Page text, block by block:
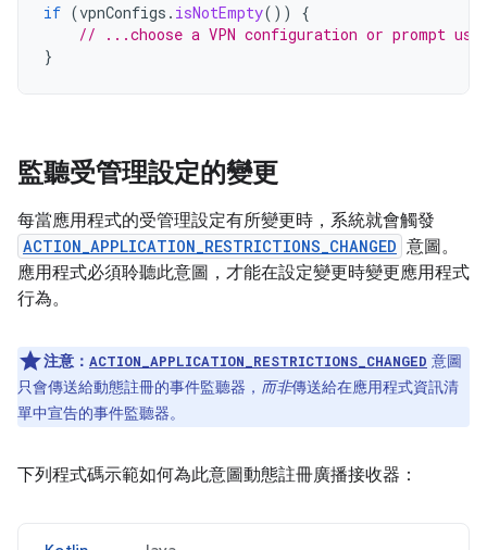
if (vpnConfigs . isNotEmpty())
{
// ...choose a VPN configuration or prompt
}
監聽受管理設定的變更
每當應用程式的受管理設定有所變更時，系統就會觸發
ACTION_APPLICATION_RESTRICTIONS_CHANGED 意圖。
應用程式必須聆聽此意圖，才能在設定變更時變更應用程式
行為。
注意： ACTION_APPLICATION_RESTRICTIONS_CHANGED 意圖
只會傳送給動態註冊的事件監聽器， 而非傳送給在應用程式資訊清
單中宣告的事件監聽器。
下列程式碼示範如何為此意圖動態註冊廣播接收器：